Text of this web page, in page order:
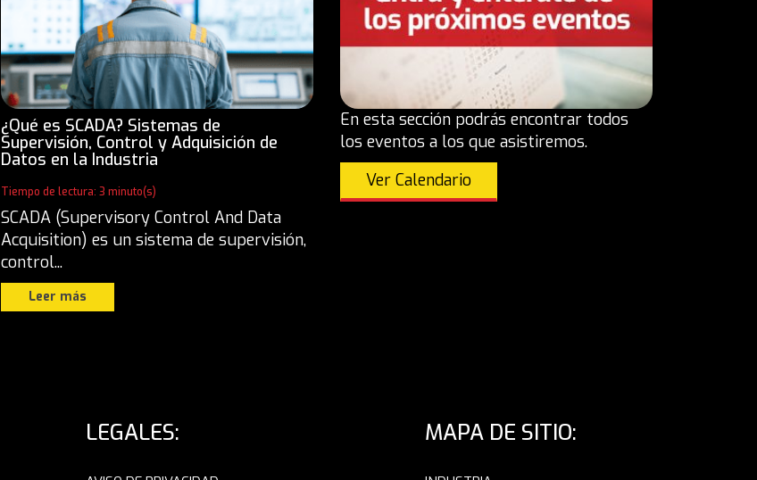
¿Qué es SCADA? Sistemas de
Supervisión, Control y Adquisición de
Datos en la Industria
Tiempo de lectura: 3 minuto(s)
SCADA (Supervisory Control And Data
Acquisition) es un sistema de supervisión,
control...
Leer más
En esta sección podrás encontrar todos
los eventos a los que asistiremos.
Ver Calendario
LEGALES: MAPA DE SITIO: